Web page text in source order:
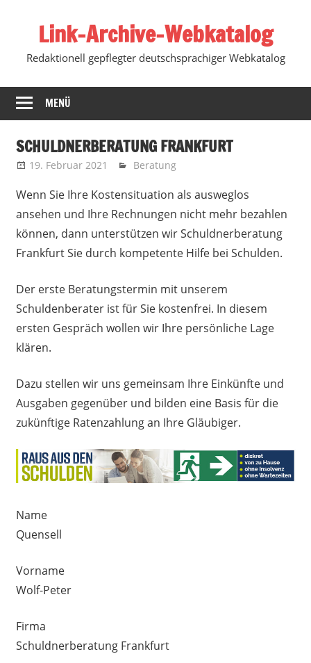
springenLink-Archive-Webkatalog
Redaktionell gepflegter deutschsprachiger Webkatalog
MENÜ
SCHULDNERBERATUNG FRANKFURT
19. Februar 2021 Marko
Beratung
Wenn Sie Ihre Kostensituation als ausweglos
ansehen und Ihre Rechnungen nicht mehr bezahlen
können, dann unterstützen wir Schuldnerberatung
Frankfurt Sie durch kompetente Hilfe bei Schulden.
Der erste Beratungstermin mit unserem
Schuldenberater ist für Sie kostenfrei. In diesem
ersten Gespräch wollen wir Ihre persönliche Lage
klären.
Dazu stellen wir uns gemeinsam Ihre Einkünfte und
Ausgaben gegenüber und bilden eine Basis für die
zukünftige Ratenzahlung an Ihre Gläubiger.
Name
Quensell
Vorname
Wolf-Peter
Firma
Schuldnerberatung Frankfurt